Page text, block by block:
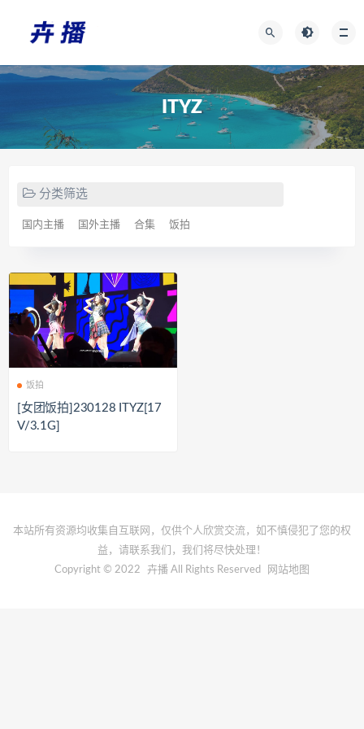
ITYZ
分类筛选
国内主播 国外主播 合集 饭拍
饭拍
[女团饭拍]230128 ITYZ[17
V/3.1G]
本站所有资源均收集自互联网，仅供个人欣赏交流，如不慎侵犯了您的权
益，请联系我们，我们将尽快处理！
Copyright © 2022
卉播 All Rights Reserved 网站地图